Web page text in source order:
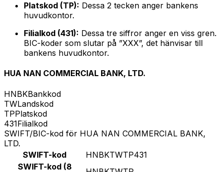
Platskod (TP): Dessa 2 tecken anger bankens
huvudkontor.
Filialkod (431): Dessa tre siffror anger en viss gren.
BIC-koder som slutar på ”XXX”, det hänvisar till
bankens huvudkontor.
HUA NAN COMMERCIAL BANK, LTD.
HNBKBankkod
TWLandskod
TPPlatskod
431Filialkod
SWIFT/BIC-kod för HUA NAN COMMERCIAL BANK,
LTD.
SWIFT-kod
HNBKTWTP431
SWIFT-kod (8